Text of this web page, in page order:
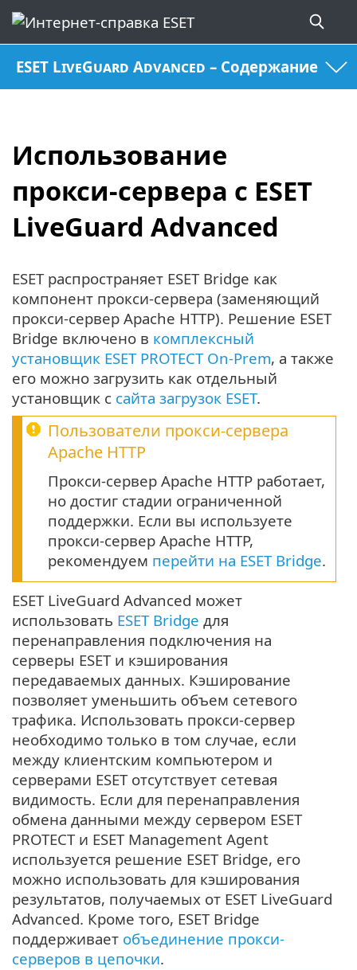
ESET LiveGuard Advanced – Содержание
Использование
прокси-сервера с ESET
LiveGuard Advanced
ESET распространяет ESET Bridge как
компонент прокси-сервера (заменяющий
прокси-сервер Apache HTTP). Решение ESET
Bridge включено в комплексный
установщик ESET PROTECT On-Prem, а также
его можно загрузить как отдельный
установщик с сайта загрузок ESET.
Пользователи прокси-сервера
Apache HTTP
Прокси-сервер Apache HTTP работает,
но достиг стадии ограниченной
поддержки. Если вы используете
прокси-сервер Apache HTTP,
рекомендуем перейти на ESET Bridge.
ESET LiveGuard Advanced может
использовать ESET Bridge для
перенаправления подключения на
серверы ESET и кэширования
передаваемых данных. Кэширование
позволяет уменьшить объем сетевого
трафика. Использовать прокси-сервер
необходимо только в том случае, если
между клиентским компьютером и
серверами ESET отсутствует сетевая
видимость. Если для перенаправления
обмена данными между сервером ESET
PROTECT и ESET Management Agent
используется решение ESET Bridge, его
можно использовать для кэширования
результатов, получаемых от ESET LiveGuard
Advanced. Кроме того, ESET Bridge
поддерживает объединение прокси-
серверов в цепочки.